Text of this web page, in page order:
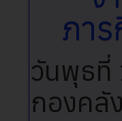
ภา
วันพุธที่
กองคลัง